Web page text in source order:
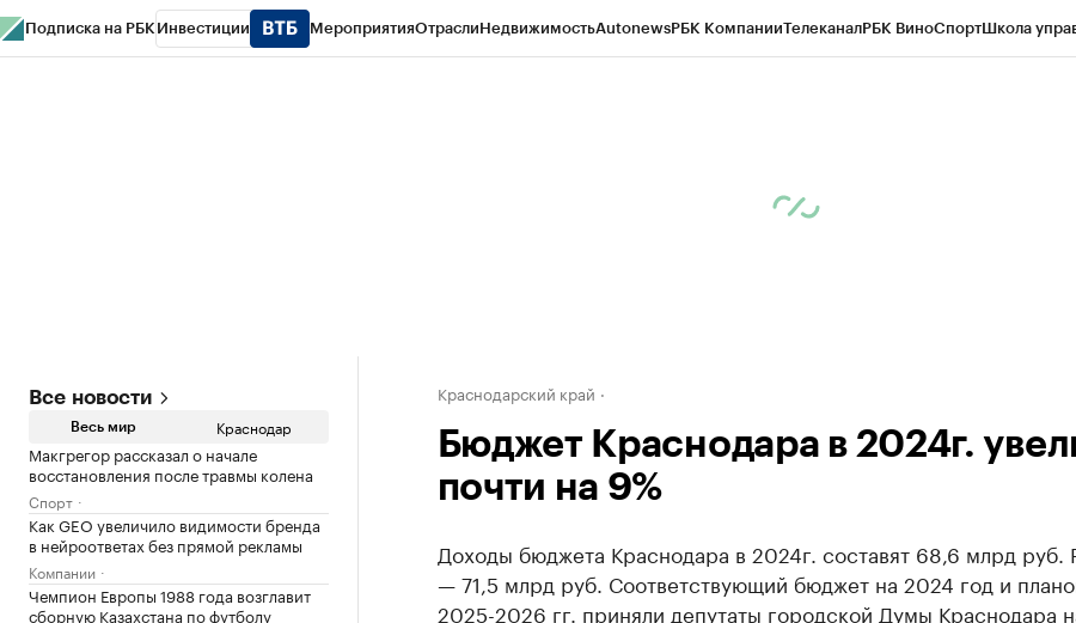
Подписка на РБК Инвестиции МероприятияОтраслиНедвижимостьAutonewsРБК КомпанииТелеканалРБК ВиноСпортШкола
Все новости
Весь мир Краснодар
Макгрегор рассказал о начале
восстановления после травмы колена
Спорт
Как GEO увеличило видимости бренда
в нейроответах без прямой рекламы
Компании
Чемпион Европы 1988 года возглавит
сборную Казахстана по футболу
Краснодарский край
Бюджет Краснодара в 2024г.
почти на 9%
Доходы бюджета Краснодара в 2024г. составят 68,6 млрд руб.
— 71,5 млрд руб. Соответствующий бюджет на 2024 год и
2025-2026 гг. приняли депутаты городской Думы Краснодара